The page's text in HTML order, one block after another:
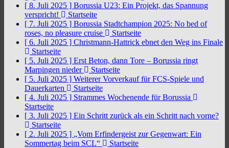
[ 8. Juli 2025 ] Borussia U23: Ein Projekt, das Spannung
verspricht!
Startseite
[ 7. Juli 2025 ] Borussia Stadtchampion 2025: No bed of
roses, no pleasure cruise
Startseite
[ 6. Juli 2025 ] Christmann-Hattrick ebnet den Weg ins Finale
Startseite
[ 5. Juli 2025 ] Erst Beton, dann Tore – Borussia ringt
Marpingen nieder
Startseite
[ 5. Juli 2025 ] Weiterer Vorverkauf für FCS-Spiele und
Dauerkarten
Startseite
[ 4. Juli 2025 ] Strammes Wochenende für Borussia
Startseite
[ 3. Juli 2025 ] Ein Schritt zurück als ein Schritt nach vorne?
Startseite
[ 2. Juli 2025 ] „Vom Erfindergeist zur Gegenwart: Ein
Sommertag beim SCL“
Startseite